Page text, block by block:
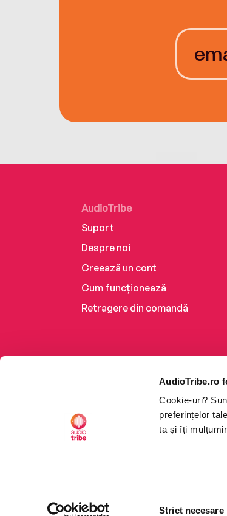
AudioTribe.ro
Cookie-uri?
preferințelor
ta și îți
Strict necesare
AudioTribe
Suport
Despre noi
Creează un cont
Cum funcționează
Retragere din comandă
©2026 Nemo